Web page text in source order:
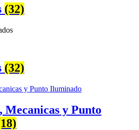
(32)
(32)
y Punto